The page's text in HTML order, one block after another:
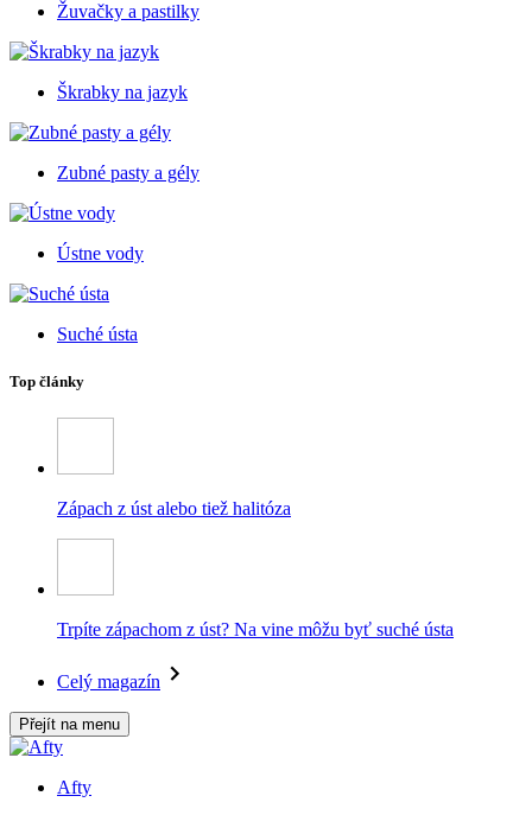
Žuvačky a pastilky
Škrabky na jazyk
Zubné pasty a gély
Ústne vody
Suché ústa
Top články
Zápach z úst alebo tiež halitóza
Trpíte zápachom z úst? Na vine môžu byť suché ústa
Celý magazín
Přejít na menu
Afty